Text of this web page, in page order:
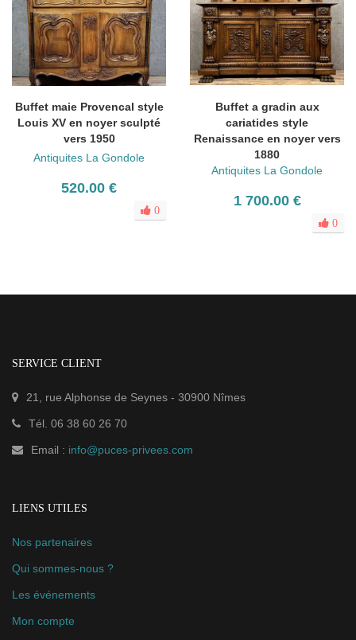
Buffet maie Provencal style
Louis XV en noyer sculpté
vers 1950
Antiquites La Gondole
520.00 €
0
Buffet a gradin aux
cariatides style
Renaissance en noyer vers
1880
Antiquites La Gondole
1 700.00 €
0
SERVICE CLIENT
21, rue Alphonse de Seynes - 30900 Nîmes
Tél. 06 38 60 26 70
Email : info@puces-privees.com
LIENS UTILES
Nos partenaires
Qui sommes-nous ?
Les événements
Mon compte